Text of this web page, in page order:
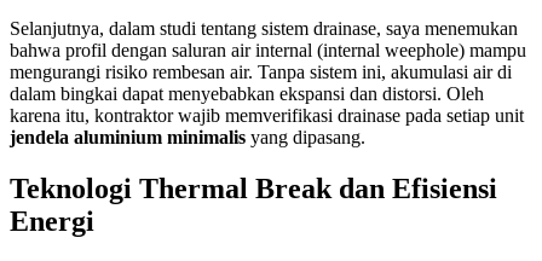
Selanjutnya, dalam studi tentang sistem drainase, saya menemukan
bahwa profil dengan saluran air internal (internal weephole) mampu
mengurangi risiko rembesan air. Tanpa sistem ini, akumulasi air di
dalam bingkai dapat menyebabkan ekspansi dan distorsi. Oleh
karena itu, kontraktor wajib memverifikasi drainase pada setiap unit
jendela aluminium minimalis yang dipasang.
Teknologi Thermal Break dan Efisiensi
Energi